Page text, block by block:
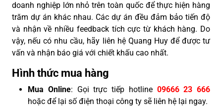
doanh nghiệp lớn nhỏ trên toàn quốc để thực hiện hàng
trăm dự án khác nhau. Các dự án đều đảm bảo tiến độ
và nhận về nhiều feedback tích cực từ khách hàng. Do
vậy, nếu có nhu cầu, hãy liên hệ Quang Huy để được tư
vấn và nhận báo giá với chiết khấu cao nhất.
Hình thức mua hàng
Mua Online: Gọi trực tiếp hotline 09666 23 666
hoặc để lại số điện thoại công ty sẽ liên hệ lại ngay.